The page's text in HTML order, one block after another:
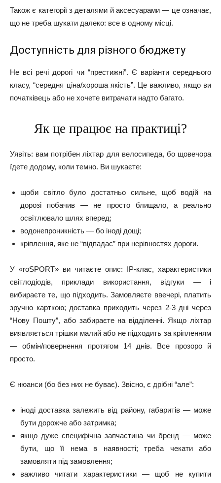
Також є категорії з деталями й аксесуарами — це означає,
що не треба шукати далеко: все в одному місці.
Доступність для різного бюджету
Не всі речі дорогі чи “престижні”. Є варіанти середнього
класу, “середня ціна/хороша якість”. Це важливо, якщо ви
початківець або не хочете витрачати надто багато.
Як це працює на практиці?
Уявіть: вам потрібен ліхтар для велосипеда, бо щовечора
їдете додому, коли темно. Ви шукаєте:
щоби світло було достатньо сильне, щоб водій на
дорозі побачив — не просто блищало, а реально
освітлювало шлях вперед;
водонепроникність — бо іноді дощі;
кріплення, яке не “відпадає” при нерівностях дороги.
У «roSPORT» ви читаєте опис: IP-клас, характеристики
світлодіодів, приклади використання, відгуки — і
вибираєте те, що підходить. Замовляєте ввечері, платить
зручно карткою; доставка приходить через 2-3 дні через
“Нову Пошту”, або забираєте на відділенні. Якщо ліхтар
виявляється трішки малий або не підходить за кріпленням
— обмін/повернення протягом 14 днів. Все прозоро й
просто.
Є нюанси (бо без них не буває). Звісно, є дрібні “але”:
іноді доставка залежить від району, габаритів — може
бути дорожче або затримка;
якщо дуже специфічна запчастина чи бренд — може
бути, що її нема в наявності; треба чекати або
замовляти під замовлення;
важливо читати характеристики — щоб не купити